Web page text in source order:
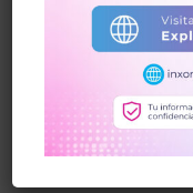
Bahco/
BAHCO BH3HD16000